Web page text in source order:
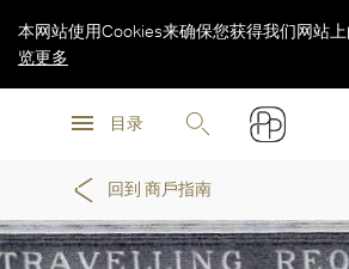
目录
本网站使用Cookies来确保您获得我们网站上
览更多
回到 商戶指南